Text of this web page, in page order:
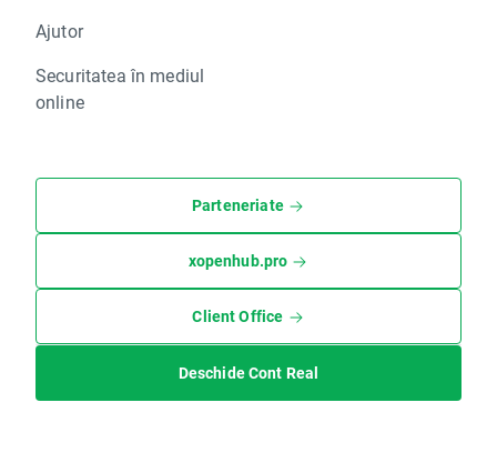
Ajutor
Securitatea în mediul
online
Parteneriate
xopenhub.pro
Client Office
Deschide Cont Real